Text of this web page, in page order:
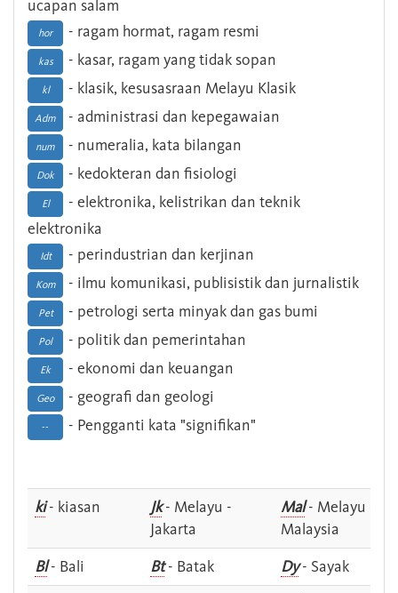
ucapan salam
hor - ragam hormat, ragam resmi
kas - kasar, ragam yang tidak sopan
kl - klasik, kesusasraan Melayu Klasik
Adm - administrasi dan kepegawaian
num - numeralia, kata bilangan
Dok - kedokteran dan fisiologi
El
- elektronika, kelistrikan dan teknik
elektronika
Idt - perindustrian dan kerjinan
Kom - ilmu komunikasi, publisistik dan jurnalistik
Pet - petrologi serta minyak dan gas bumi
Pol - politik dan pemerintahan
Ek - ekonomi dan keuangan
Geo - geografi dan geologi
-- - Pengganti kata "signifikan"
ki- kiasan Jk- Melayu -
Jakarta
Mal- Melayu -
Malaysia
Bl- Bali Bt- Batak Dy- Sayak